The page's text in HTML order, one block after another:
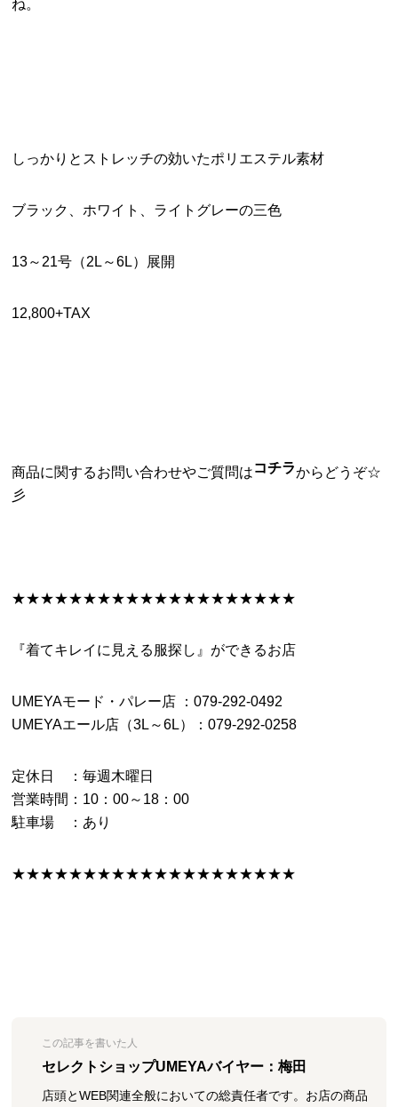
ね。
しっかりとストレッチの効いたポリエステル素材
ブラック、ホワイト、ライトグレーの三色
13～21号（2L～6L）展開
12,800+TAX
商品に関するお問い合わせやご質問はコチラからどうぞ☆
彡
★★★★★★★★★★★★★★★★★★★★
『着てキレイに見える服探し』ができるお店
UMEYAモード・パレー店 ：079-292-0492
UMEYAエール店（3L～6L）：079-292-0258
定休日 ：毎週木曜日
営業時間：10：00～18：00
駐車場 ：あり
★★★★★★★★★★★★★★★★★★★★
この記事を書いた人
セレクトショップUMEYAバイヤー：梅田
店頭とWEB関連全般においての総責任者です。お店の商品